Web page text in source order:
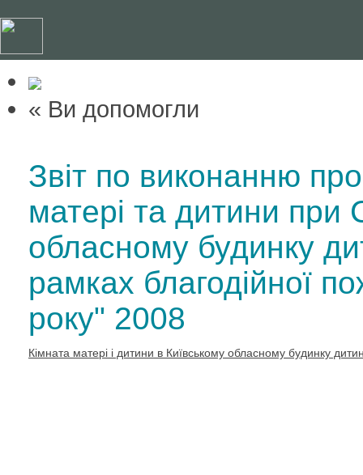
« Bи допомогли
Звіт по виконанню
матері та дитини при
обласному будинку
рамках благодійної
року" 2008
Кімната матері і дитини в Київському обласному будинку